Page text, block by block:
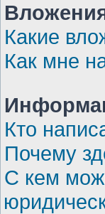
Какие
Как мне
Кто
Почему
С кем